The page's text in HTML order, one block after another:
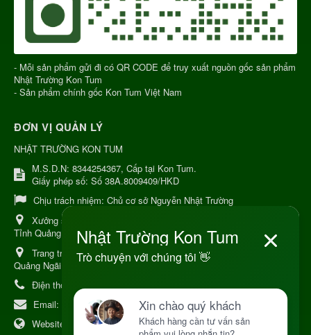
- Mỗi sản phẩm gửi đi có QR CODE để truy xuất nguồn gốc sản phẩm
Nhật Trường Kon Tum
- Sản phẩm chính gốc Kon Tum Việt Nam
ĐƠN VỊ QUẢN LÝ
NHẬT TRƯỜNG KON TUM
M.S.D.N: 8344254367, Cấp tại Kon Tum.
Giấy phép số: Số 38A.8009409/HKD
Chịu trách nhiệm: Chủ cơ sở Nguyễn Nhật Trường
Xưởng sản xuất:
Tỉnh Quảng Ngải
Trang trại Dược Liệu Hữu Cơ: Khu 37 Hộ Xã Măng Đen Tỉnh
Quảng Ngãi
Điện thoại:
Email:
kinhdoanh@nhattruongkontum.com
Website:
https://www.nhattruongkontum.com